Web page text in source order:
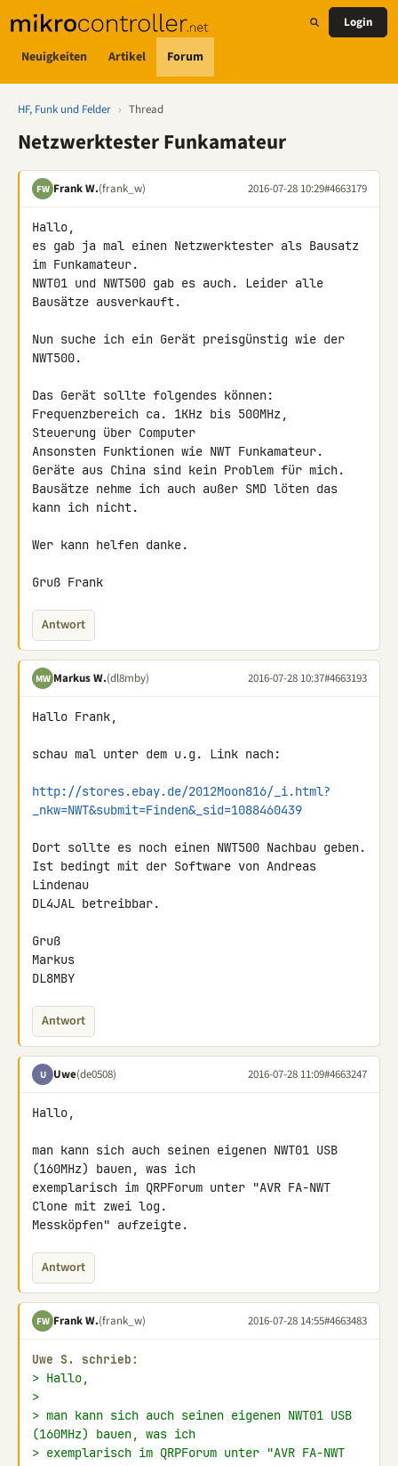
Neuigkeiten Artikel Forum
Login
HF, Funk und Felder › Thread
Netzwerktester Funkamateur
FW Frank W.(frank_w) 2016-07-28 10:29#4663179
Hallo,
es gab ja mal einen Netzwerktester als Bausatz
im Funkamateur.
NWT01 und NWT500 gab es auch. Leider alle
Bausätze ausverkauft.
Nun suche ich ein Gerät preisgünstig wie der
NWT500.
Das Gerät sollte folgendes können:
Frequenzbereich ca. 1KHz bis 500MHz,
Steuerung über Computer
Ansonsten Funktionen wie NWT Funkamateur.
Geräte aus China sind kein Problem für mich.
Bausätze nehme ich auch außer SMD löten das
kann ich nicht.
Wer kann helfen danke.
Gruß Frank
Antwort
MW Markus W.(dl8mby) 2016-07-28 10:37#4663193
Hallo Frank,
schau mal unter dem u.g. Link nach:
http://stores.ebay.de/2012Moon816/_i.html?
_nkw=NWT&submit=Finden&_sid=1088460439
Dort sollte es noch einen NWT500 Nachbau geben.
Ist bedingt mit der Software von Andreas
Lindenau
DL4JAL betreibbar.
Gruß
Markus
DL8MBY
Antwort
U Uwe(de0508) 2016-07-28 11:09#4663247
Hallo,
man kann sich auch seinen eigenen NWT01 USB
(160MHz) bauen, was ich
exemplarisch im QRPForum unter "AVR FA-NWT
Clone mit zwei log.
Messköpfen" aufzeigte.
Antwort
FW Frank W.(frank_w) 2016-07-28 14:55#4663483
Uwe S. schrieb:
> Hallo,
>
> man kann sich auch seinen eigenen NWT01 USB
(160MHz) bauen, was ich
> exemplarisch im QRPForum unter "AVR FA-NWT